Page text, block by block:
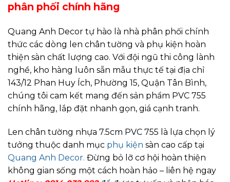
phân phối chính hãng
Quang Anh Decor tự hào là nhà phân phối chính
thức các dòng len chân tường và phụ kiện hoàn
thiện sàn chất lượng cao. Với đội ngũ thi công lành
nghề, kho hàng luôn sẵn mẫu thực tế tại địa chỉ
143/12 Phan Huy Ích, Phường 15, Quận Tân Bình,
chúng tôi cam kết mang đến sản phẩm PVC 755
chính hãng, lắp đặt nhanh gọn, giá cạnh tranh.
Len chân tường nhựa 7.5cm PVC 755 là lựa chọn lý
tưởng thuộc danh mục phụ kiện sàn cao cấp tại
Quang Anh Decor. Đừng bỏ lỡ cơ hội hoàn thiện
không gian sống một cách hoàn hảo – liên hệ ngay